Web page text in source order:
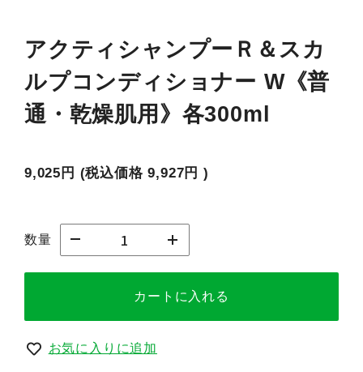
アクティシャンプーＲ＆スカ
ルプコンディショナー W《普
通・乾燥肌用》各300ml
9,025円 (税込価格9,927円 )
数量
カートに入れる
お気に入りに追加